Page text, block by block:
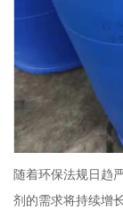
随着环保法规日趋
剂的需求将持续增